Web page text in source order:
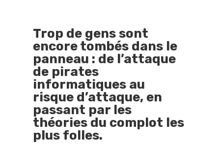
Trop de gens sont
encore tombés dans le
panneau : de l’attaque
de pirates
informatiques au
risque d’attaque, en
passant par les
théories du complot les
plus folles.